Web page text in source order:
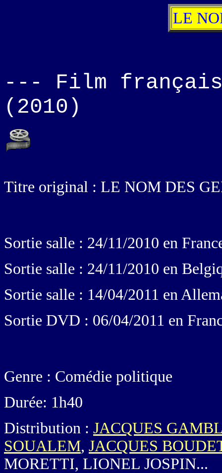
LE
--- Film français
(2010)
Titre original : LE NOM DES
Sortie salle : 24/11/2010 en
Sortie salle : 24/11/2010 en
Sortie salle : 14/04/2011 en
Sortie DVD : 06/04/2011 en
Genre : Comédie politique
Durée: 1h40
Distribution : JACQUES
SOUALEM, JACQUES
MORETTI, LIONEL JOSPIN...